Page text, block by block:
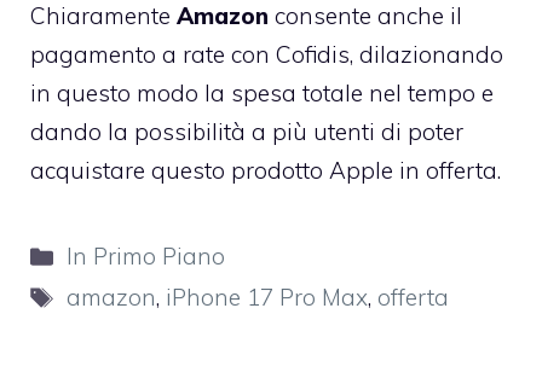
Chiaramente Amazon consente anche il
pagamento a rate con Cofidis, dilazionando
in questo modo la spesa totale nel tempo e
dando la possibilità a più utenti di poter
acquistare questo prodotto Apple in offerta.
Categorie
In Primo Piano
Tag
amazon, iPhone 17 Pro Max, offerta